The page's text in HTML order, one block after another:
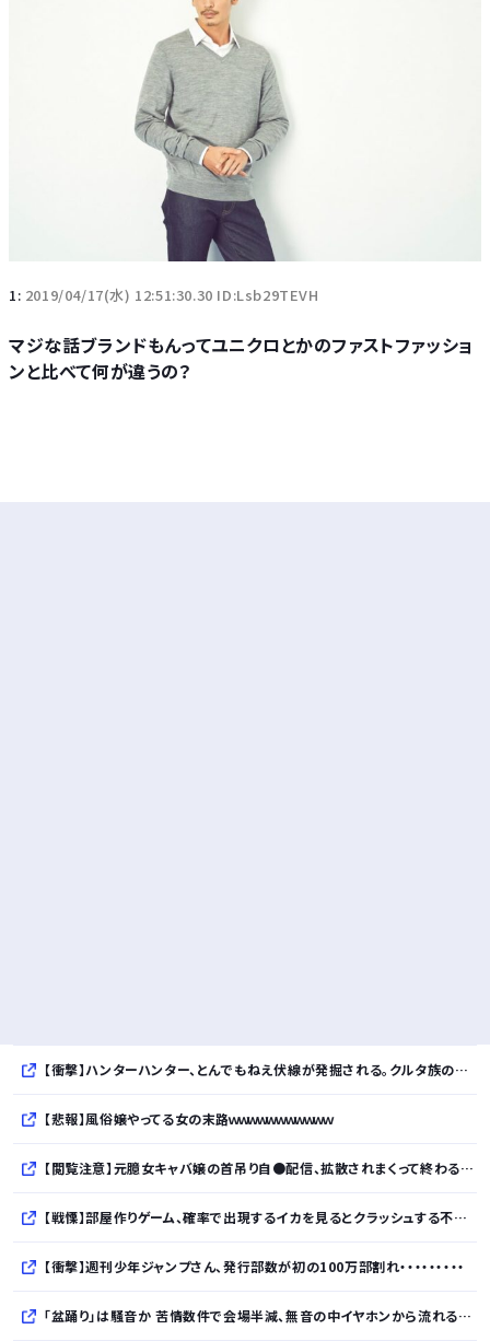
1: 2019/04/17(水) 12:51:30.30 ID:Lsb29TEVH
マジな話ブランドもんってユニクロとかのファストファッショ
ンと比べて何が違うの？
【衝撃】ハンターハンター、とんでもねえ伏線が発掘される。クルタ族の虐殺犯人がツェリードニヒだった模様！
【悲報】風俗嬢やってる女の末路ｗｗｗｗｗｗｗｗｗｗｗ
【閲覧注意】元臆女キャバ嬢の首吊り自●配信、拡散されまくって終わるｗｗｗｗｗｗｗ
【戦慄】部屋作りゲーム、確率で出現するイカを見るとクラッシュする不具合が発生ｗｗｗｗｗｗｗｗｗｗ
【衝撃】週刊少年ジャンプさん、発行部数が初の100万部割れ・・・・・・・・・
「盆踊り」は騒音か 苦情数件で会場半減、無音の中イヤホンから流れる曲に合わせ踊るサイレント盆ダンスも